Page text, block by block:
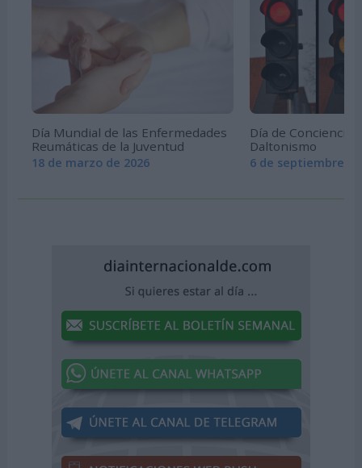
Día Mundial de las Enfermedades
Reumáticas de la Juventud
18 de marzo de 2026
Día de
Daltonismo
6 de septiembre